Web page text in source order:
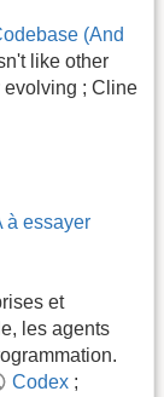
(And
like other
evolving ; Cline
à essayer
et
les agents
Codex;